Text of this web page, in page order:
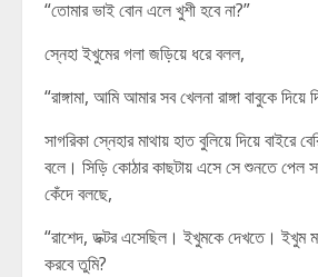
“তোমার ভাই বোন এলে খুশী হবে না?”
স্নেহা ইখুমের গলা জড়িয়ে ধরে বলল,
“রাঙ্গামা, আমি আমার সব খেলনা রাঙ্গা বাবুকে দিয়ে
সাগরিকা স্নেহার মাথায় হাত বুলিয়ে দিয়ে বাইরে
বলে। সিড়ি কোঠার কাছটায় এসে সে শুনতে পেল
কেঁদে বলছে,
“রাশেদ, ডক্টর এসেছিল। ইখুমকে দেখতে। ইখুম
করবে তুমি?